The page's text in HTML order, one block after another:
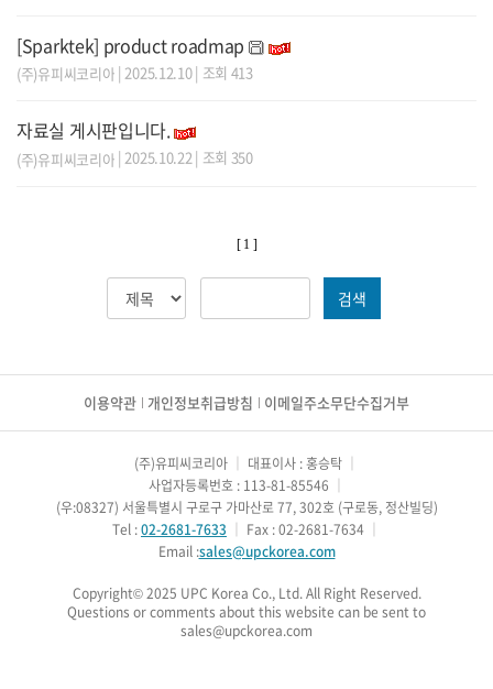
[Sparktek] product roadmap
(주)유피씨코리아 | 2025.12.10 | 조회 413
자료실 게시판입니다.
(주)유피씨코리아 | 2025.10.22 | 조회 350
[ 1 ]
검색
이용약관 개인정보취급방침 이메일주소무단수집거부
(주)유피씨코리아 대표이사 : 홍승탁
사업자등록번호 : 113-81-85546
(우:08327) 서울특별시 구로구 가마산로 77, 302호 (구로동, 정산빌딩)
Tel :02-2681-7633 Fax : 02-2681-7634
Email :sales@upckorea.com
Copyright© 2025 UPC Korea Co., Ltd. All Right Reserved.
Questions or comments about this website can be sent to
sales@upckorea.com